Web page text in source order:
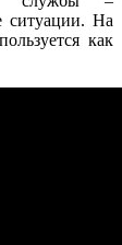
ситуации. На
как